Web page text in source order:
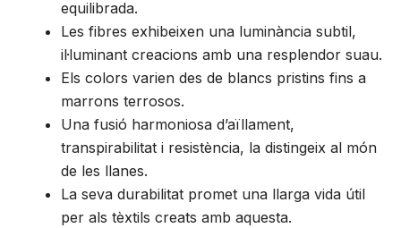
equilibrada.
Les fibres exhibeixen una luminància subtil,
il·luminant creacions amb una resplendor suau.
Els colors varien des de blancs pristins fins a
marrons terrosos.
Una fusió harmoniosa d’aïllament,
transpirabilitat i resistència, la distingeix al món
de les llanes.
La seva durabilitat promet una llarga vida útil
per als tèxtils creats amb aquesta.